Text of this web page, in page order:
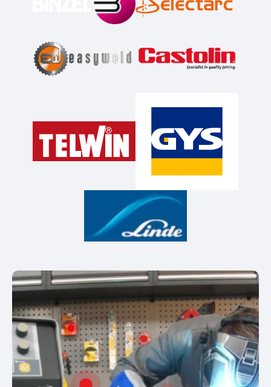
mm² - connecteur 16/25
Marque : EASYWELD
Réference: 8EW010
Masque de soudeur LCD
11 - VISION- rèf 05885
Tablier en cuir de
croûte multi-usage- rèf
Gants en croûte de cuir
Électrode Acier rutile -
D2,5 - (Blister de 10
rangs acier - GYS- Rèf
044166